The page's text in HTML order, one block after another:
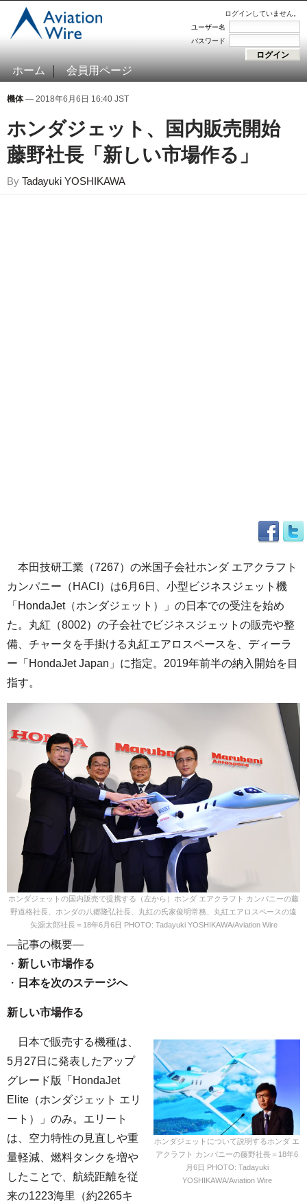
ログインしていません。
ユーザー名
パスワード
ホーム 会員用ページ
機体— 2018年6月6日 16:40 JST
ホンダジェット、国内販売開始
藤野社長「新しい市場作る」
By Tadayuki YOSHIKAWA
本田技研工業（7267）の米国子会社ホンダ エアクラフト
カンパニー（HACI）は6月6日、小型ビジネスジェット機
「HondaJet（ホンダジェット）」の日本での受注を始め
た。丸紅（8002）の子会社でビジネスジェットの販売や整
備、チャータを手掛ける丸紅エアロスペースを、ディーラ
ー「HondaJet Japan」に指定。2019年前半の納入開始を目
指す。
ホンダジェットの国内販売で提携する（左から）ホンダ エアクラフト カンパニーの藤
野道格社長、ホンダの八郷隆弘社長、丸紅の氏家俊明常務、丸紅エアロスペースの遠
矢源太郎社長＝18年6月6日 PHOTO: Tadayuki YOSHIKAWA/Aviation Wire
—記事の概要—
・ 新しい市場作る
・ 日本を次のステージへ
新しい市場作る
ホンダジェットについて説明するホンダ エ
アクラフト カンパニーの藤野社長＝18年6
月6日 PHOTO: Tadayuki
YOSHIKAWA/Aviation Wire
日本で販売する機種は、
5月27日に発表したアップ
グレード版「HondaJet
Elite（ホンダジェット エリ
ート）」のみ。エリート
は、空力特性の見直しや重
量軽減、燃料タンクを増や
したことで、航続距離を従
来の1223海里（約2265キ